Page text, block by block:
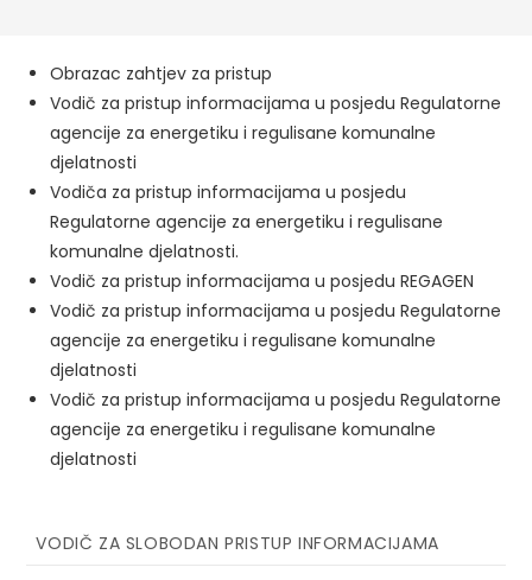
Obrazac zahtjev za pristup
Vodič za pristup informacijama u posjedu Regulatorne
agencije za energetiku i regulisane komunalne
djelatnosti
Vodiča za pristup informacijama u posjedu
Regulatorne agencije za energetiku i regulisane
komunalne djelatnosti.
Vodič za pristup informacijama u posjedu REGAGEN
Vodič za pristup informacijama u posjedu Regulatorne
agencije za energetiku i regulisane komunalne
djelatnosti
Vodič za pristup informacijama u posjedu Regulatorne
agencije za energetiku i regulisane komunalne
djelatnosti
VODIČ ZA SLOBODAN PRISTUP INFORMACIJAMA